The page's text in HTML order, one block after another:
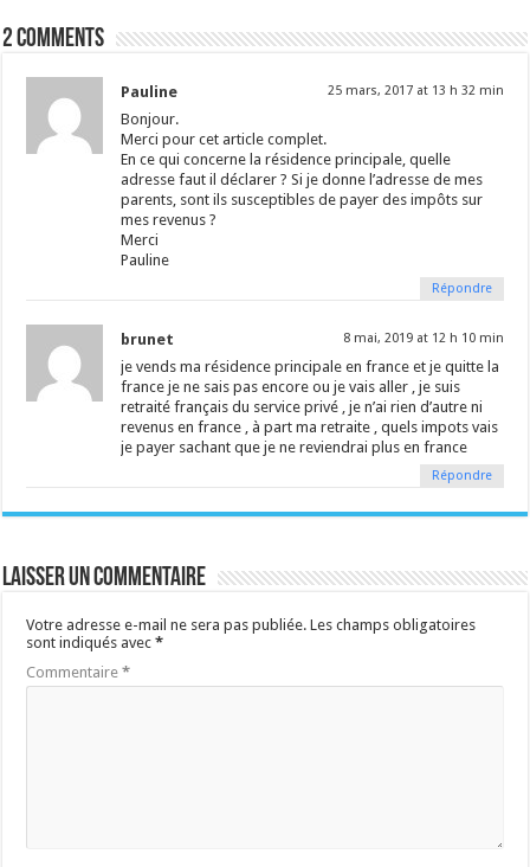
2 comments
Pauline 25 mars, 2017 at 13 h 32 min
Bonjour.
Merci pour cet article complet.
En ce qui concerne la résidence principale, quelle
adresse faut il déclarer ? Si je donne l’adresse de mes
parents, sont ils susceptibles de payer des impôts sur
mes revenus ?
Merci
Pauline
Répondre
brunet 8 mai, 2019 at 12 h 10 min
je vends ma résidence principale en france et je quitte la
france je ne sais pas encore ou je vais aller , je suis
retraité français du service privé , je n’ai rien d’autre ni
revenus en france , à part ma retraite , quels impots vais
je payer sachant que je ne reviendrai plus en france
Répondre
Laisser un commentaire
Votre adresse e-mail ne sera pas publiée. Les champs obligatoires
sont indiqués avec*
Commentaire*